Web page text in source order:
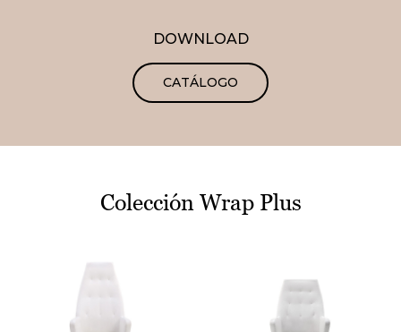
DOWNLOAD
CATÁLOGO
Colección Wrap Plus